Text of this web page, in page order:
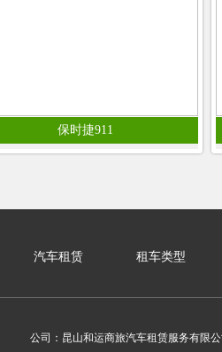
保时捷911
汽车租赁 租车类型
公司：昆山和运商旅汽车租赁服务有限